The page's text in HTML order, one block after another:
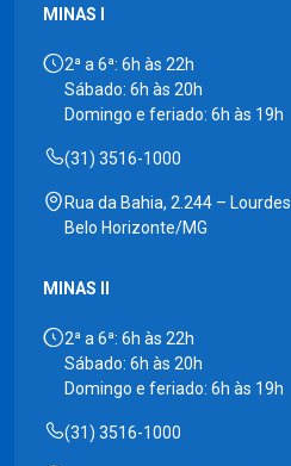
MINAS I
2ª a 6ª: 6h às 22h
Sábado: 6h às 20h
Domingo e feriado: 6h às 19h
(31) 3516-1000
Rua da Bahia, 2.244 –
Belo Horizonte/MG
MINAS II
2ª a 6ª: 6h às 22h
Sábado: 6h às 20h
Domingo e feriado: 6h às 19h
(31) 3516-1000